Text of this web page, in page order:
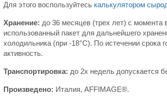
Для этого воспользуйтесь калькулятором
Хранение: до 36 месяцев (трех лет) с
использованный пакет для дальнейшего
холодильника (при -18°С). По истечении срока
активность.
Транспортировка: до 2х недель допускается
Произведено: Италия, AFFIMAGE®.